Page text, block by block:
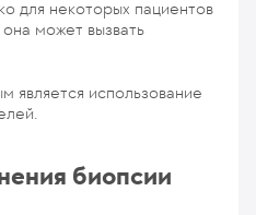
для некоторых пациентов
может вызвать
является использование
биопсии